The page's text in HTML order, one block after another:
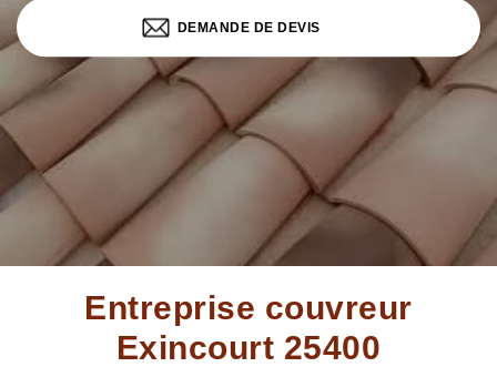
DEMANDE DE DEVIS
Entreprise couvreur
Exincourt 25400